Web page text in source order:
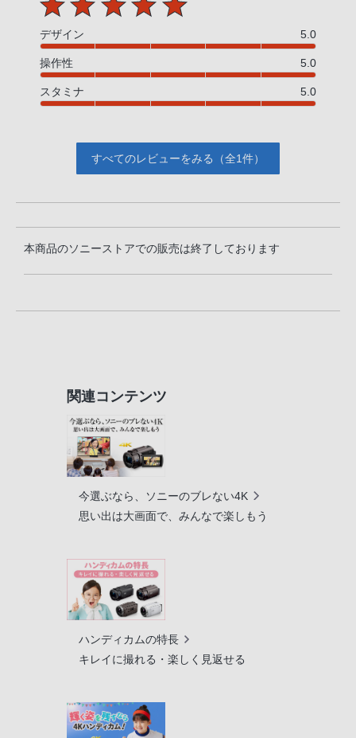
デザイン 5.0
操作性 5.0
スタミナ 5.0
すべてのレビューをみる（全1件）
本商品のソニーストアでの販売は終了しております
関連コンテンツ
今選ぶなら、ソニーのブレない4K
思い出は大画面で、みんなで楽しもう
ハンディカムの特長
キレイに撮れる・楽しく見返せる